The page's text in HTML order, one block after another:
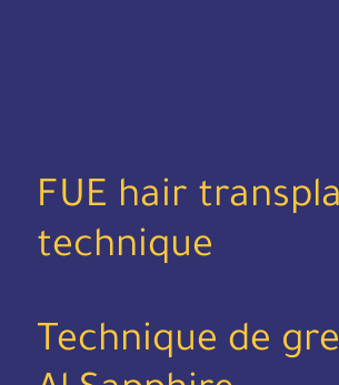
FUE hair
technique
Technique de